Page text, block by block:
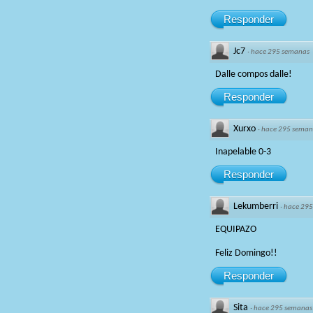
Responder
Jc7 ·hace 295 semanas
Dalle compos dalle!
Responder
Xurxo ·hace 295
Inapelable 0-3
Responder
Lekumberri ·hace
EQUIPAZO
Feliz Domingo!!
Responder
Sita ·hace 295 semanas